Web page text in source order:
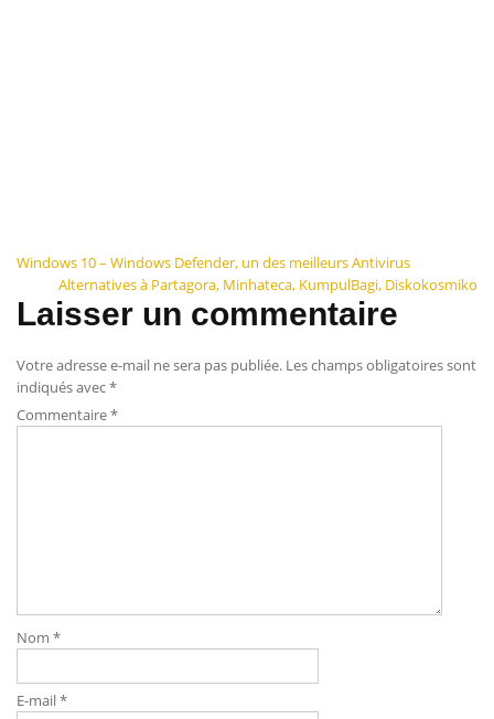
Navigation
de
Windows 10 – Windows Defender, un des meilleurs Antivirus
Alternatives à Partagora, Minhateca, KumpulBagi, Diskokosmiko
Laisser un commentaire
Votre adresse e-mail ne sera pas publiée. Les champs obligatoires sont
indiqués avec*
Commentaire*
Nom *
E-mail*